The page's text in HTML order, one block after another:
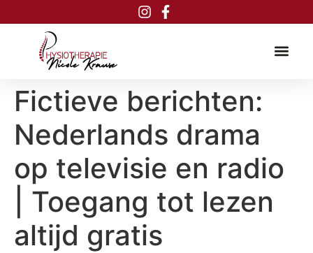
Fictieve berichten:
Nederlands drama
op televisie en radio
| Toegang tot lezen
altijd gratis